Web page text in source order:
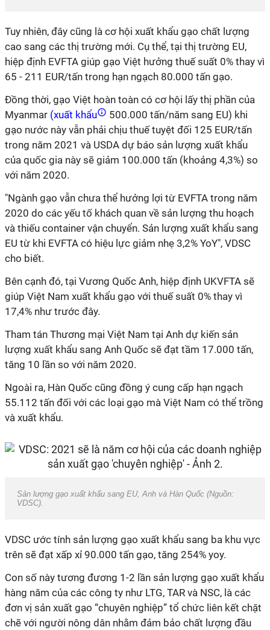
Tuy nhiên, đây cũng là cơ hội xuất khẩu gạo chất lượng
cao sang các thị trường mới. Cụ thể, tại thị trường EU,
hiệp định EVFTA giúp gạo Việt hưởng thuế suất 0% thay vì
65 - 211 EUR/tấn trong hạn ngạch 80.000 tấn gạo.
Đồng thời, gạo Việt hoàn toàn có cơ hội lấy thị phần của
Myanmar (xuất khẩu
500.000 tấn/năm sang EU) khi
gạo nước này vẫn phải chịu thuế tuyệt đối 125 EUR/tấn
trong năm 2021 và USDA dự báo sản lượng xuất khẩu
của quốc gia này sẽ giảm 100.000 tấn (khoảng 4,3%) so
với năm 2020.
"Ngành gạo vẫn chưa thể hưởng lợi từ EVFTA trong năm
2020 do các yếu tố khách quan về sản lượng thu hoạch
và thiếu container vận chuyển. Sản lượng xuất khẩu sang
EU từ khi EVFTA có hiệu lực giảm nhẹ 3,2% YoY", VDSC
cho biết.
Bên cạnh đó, tại Vương Quốc Anh, hiệp định UKVFTA sẽ
giúp Việt Nam xuất khẩu gạo với thuế suất 0% thay vì
17,4% như trước đây.
Tham tán Thương mại Việt Nam tại Anh dự kiến sản
lượng xuất khẩu sang Anh Quốc sẽ đạt tầm 17.000 tấn,
tăng 10 lần so với năm 2020.
Ngoài ra, Hàn Quốc cũng đồng ý cung cấp hạn ngạch
55.112 tấn đối với các loại gạo mà Việt Nam có thể trồng
và xuất khẩu.
Sản lượng gạo xuất khẩu sang EU, Anh và Hàn Quốc (Nguồn:
VDSC).
VDSC ước tính sản lượng gạo xuất khẩu sang ba khu vực
trên sẽ đạt xấp xỉ 90.000 tấn gạo, tăng 254% yoy.
Con số này tương đương 1-2 lần sản lượng gạo xuất khẩu
hàng năm của các công ty như LTG, TAR và NSC, là các
đơn vị sản xuất gạo “chuyên nghiệp” tổ chức liên kết chặt
chẽ với người nông dân nhằm đảm bảo chất lượng đầu